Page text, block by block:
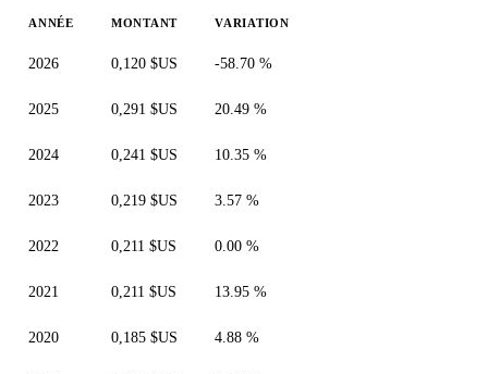
ANNÉE MONTANT VARIATION
2026 0,120 $US -58.70 %
2025 0,291 $US 20.49 %
2024 0,241 $US 10.35 %
2023 0,219 $US 3.57 %
2022 0,211 $US 0.00 %
2021 0,211 $US 13.95 %
2020 0,185 $US 4.88 %